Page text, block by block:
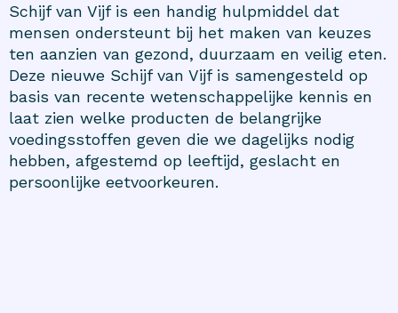
Schijf van Vijf is een handig hulpmiddel dat
mensen ondersteunt bij het maken van keuzes
ten aanzien van gezond, duurzaam en veilig eten.
Deze nieuwe Schijf van Vijf is samengesteld op
basis van recente wetenschappelijke kennis en
laat zien welke producten de belangrijke
voedingsstoffen geven die we dagelijks nodig
hebben, afgestemd op leeftijd, geslacht en
persoonlijke eetvoorkeuren.